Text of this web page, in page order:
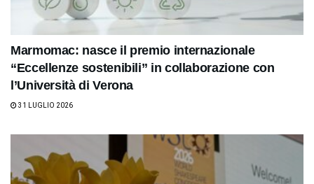
Marmomac: nasce il premio internazionale
“Eccellenze sostenibili” in collaborazione con
l’Università di Verona
31 LUGLIO 2026